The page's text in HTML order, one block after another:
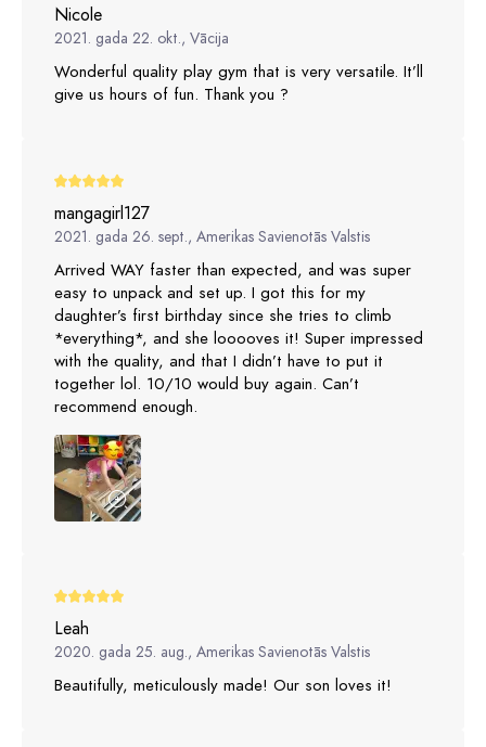
Nicole
2021. gada 22. okt., Vācija
Wonderful quality play gym that is very versatile. It’ll
give us hours of fun. Thank you ?
mangagirl127
2021. gada 26. sept., Amerikas Savienotās Valstis
Arrived WAY faster than expected, and was super
easy to unpack and set up. I got this for my
daughter’s first birthday since she tries to climb
*everything*, and she looooves it! Super impressed
with the quality, and that I didn’t have to put it
together lol. 10/10 would buy again. Can’t
recommend enough.
Leah
2020. gada 25. aug., Amerikas Savienotās Valstis
Beautifully, meticulously made! Our son loves it!